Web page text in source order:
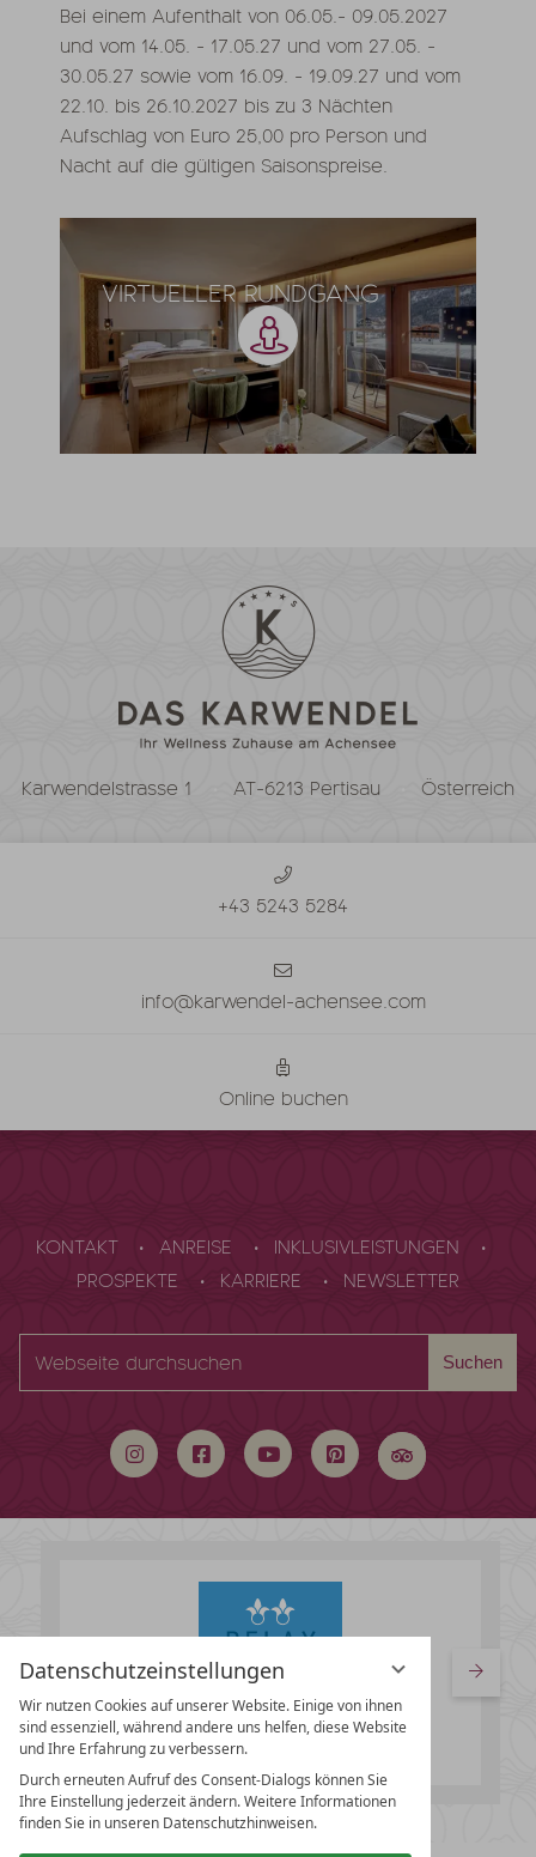
Datenschutzeinstellungen
Wir nutzen Cookies auf unserer Website. Einige von ihnen
sind essenziell, während andere uns helfen, diese Website
und Ihre Erfahrung zu verbessern.
Durch erneuten Aufruf des Consent-Dialogs können Sie
Ihre Einstellung jederzeit ändern. Weitere Informationen
finden Sie in unseren Datenschutzhinweisen.
Bei einem Aufenthalt von 06.05.- 09.05.2027
und vom 14.05. - 17.05.27 und vom 27.05. -
30.05.27 sowie vom 16.09. - 19.09.27 und vom
22.10. bis 26.10.2027 bis zu 3 Nächten
Aufschlag von Euro 25,00 pro Person und
Nacht auf die gültigen Saisonspreise.
VIRTUELLER RUNDGANG
Karwendelstrasse 1 AT-6213 Pertisau Österreich
+43 5243 5284
info@karwendel-achensee.com
Online buchen
KONTAKT ANREISE
INKLUSIVLEISTUNGEN
PROSPEKTE
KARRIERE NEWSLETTER
durchsuchen
Suchen